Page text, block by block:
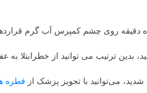
دقیقه روی چشم کمپرس آب گرم
ترتیب می توانید از خطرابتلا به
شدید، می‌توانید با تجویز پزشک از قطره